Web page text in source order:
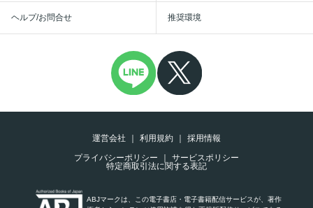
ヘルプ/お問合せ 推奨環境
運営会社 利用規約
採用情報
プライバシーポリシー
サービスポリシー
特定商取引法に関する表記
ABJマークは、この電子書店・電子書籍配信サービスが、著作